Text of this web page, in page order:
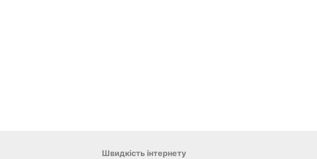
Швидкість інтернету